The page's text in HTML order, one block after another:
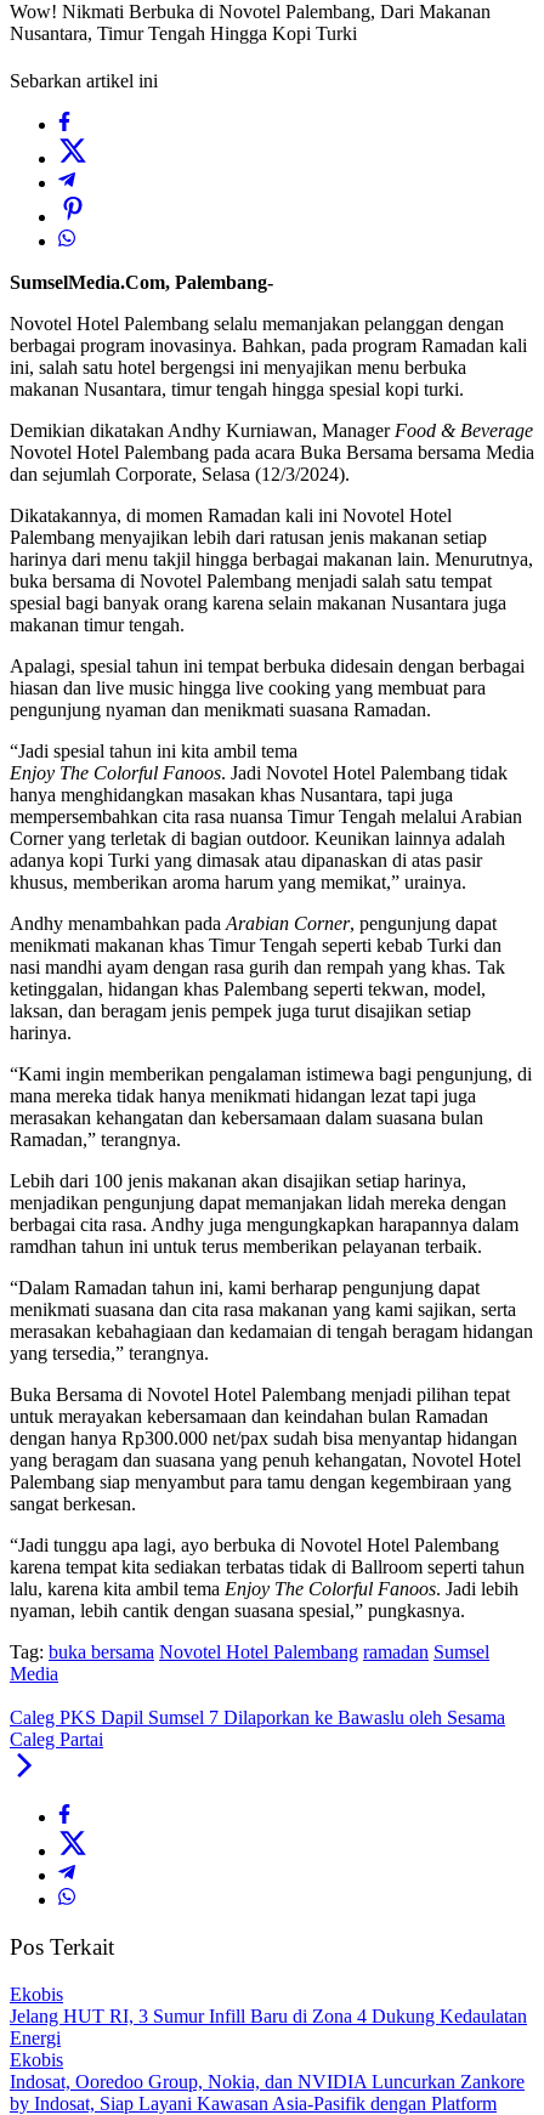
Wow! Nikmati Berbuka di Novotel Palembang, Dari Makanan
Nusantara, Timur Tengah Hingga Kopi Turki
Sebarkan artikel ini
SumselMedia.Com, Palembang-
Novotel Hotel Palembang selalu memanjakan pelanggan dengan
berbagai program inovasinya. Bahkan, pada program Ramadan kali
ini, salah satu hotel bergengsi ini menyajikan menu berbuka
makanan Nusantara, timur tengah hingga spesial kopi turki.
Demikian dikatakan Andhy Kurniawan, Manager Food & Beverage
Novotel Hotel Palembang pada acara Buka Bersama bersama Media
dan sejumlah Corporate, Selasa (12/3/2024).
Dikatakannya, di momen Ramadan kali ini Novotel Hotel
Palembang menyajikan lebih dari ratusan jenis makanan setiap
harinya dari menu takjil hingga berbagai makanan lain. Menurutnya,
buka bersama di Novotel Palembang menjadi salah satu tempat
spesial bagi banyak orang karena selain makanan Nusantara juga
makanan timur tengah.
Apalagi, spesial tahun ini tempat berbuka didesain dengan berbagai
hiasan dan live music hingga live cooking yang membuat para
pengunjung nyaman dan menikmati suasana Ramadan.
“Jadi spesial tahun ini kita ambil tema
Enjoy The Colorful Fanoos. Jadi Novotel Hotel Palembang tidak
hanya menghidangkan masakan khas Nusantara, tapi juga
mempersembahkan cita rasa nuansa Timur Tengah melalui Arabian
Corner yang terletak di bagian outdoor. Keunikan lainnya adalah
adanya kopi Turki yang dimasak atau dipanaskan di atas pasir
khusus, memberikan aroma harum yang memikat,” urainya.
Andhy menambahkan pada Arabian Corner, pengunjung dapat
menikmati makanan khas Timur Tengah seperti kebab Turki dan
nasi mandhi ayam dengan rasa gurih dan rempah yang khas. Tak
ketinggalan, hidangan khas Palembang seperti tekwan, model,
laksan, dan beragam jenis pempek juga turut disajikan setiap
harinya.
“Kami ingin memberikan pengalaman istimewa bagi pengunjung, di
mana mereka tidak hanya menikmati hidangan lezat tapi juga
merasakan kehangatan dan kebersamaan dalam suasana bulan
Ramadan,” terangnya.
Lebih dari 100 jenis makanan akan disajikan setiap harinya,
menjadikan pengunjung dapat memanjakan lidah mereka dengan
berbagai cita rasa. Andhy juga mengungkapkan harapannya dalam
ramdhan tahun ini untuk terus memberikan pelayanan terbaik.
“Dalam Ramadan tahun ini, kami berharap pengunjung dapat
menikmati suasana dan cita rasa makanan yang kami sajikan, serta
merasakan kebahagiaan dan kedamaian di tengah beragam hidangan
yang tersedia,” terangnya.
Buka Bersama di Novotel Hotel Palembang menjadi pilihan tepat
untuk merayakan kebersamaan dan keindahan bulan Ramadan
dengan hanya Rp300.000 net/pax sudah bisa menyantap hidangan
yang beragam dan suasana yang penuh kehangatan, Novotel Hotel
Palembang siap menyambut para tamu dengan kegembiraan yang
sangat berkesan.
“Jadi tunggu apa lagi, ayo berbuka di Novotel Hotel Palembang
karena tempat kita sediakan terbatas tidak di Ballroom seperti tahun
lalu, karena kita ambil tema Enjoy The Colorful Fanoos. Jadi lebih
nyaman, lebih cantik dengan suasana spesial,” pungkasnya.
Tag: buka bersama Novotel Hotel Palembang ramadan Sumsel
Media
Caleg PKS Dapil Sumsel 7 Dilaporkan ke Bawaslu oleh Sesama
Caleg Partai
Pos Terkait
Ekobis
Jelang HUT RI, 3 Sumur Infill Baru di Zona 4 Dukung Kedaulatan
Energi
Ekobis
Indosat, Ooredoo Group, Nokia, dan NVIDIA Luncurkan Zankore
by Indosat, Siap Layani Kawasan Asia-Pasifik dengan Platform